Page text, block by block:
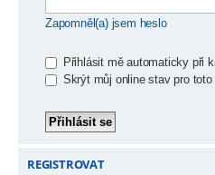
Zapomněl(a) jsem heslo
Přihlásit mě automaticky při
Skrýt můj online stav pro toto
REGISTROVAT